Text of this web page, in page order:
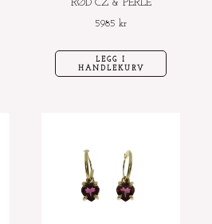
RØD CZ & PERLE
5985 kr
LEGG I
HANDLEKURV